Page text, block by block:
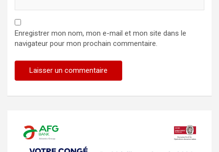
Enregistrer mon nom, mon e-mail et mon site dans le
navigateur pour mon prochain commentaire.